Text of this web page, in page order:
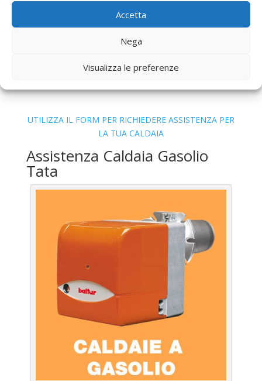
Accetta
Nega
Visualizza le preferenze
Caldaia Gas Metano Tata Ponte Linari
Caldaia Gas Metano Tata Ponte Linari
UTILIZZA IL FORM PER RICHIEDERE ASSISTENZA PER
LA TUA CALDAIA
Assistenza Caldaia Gasolio
Tata